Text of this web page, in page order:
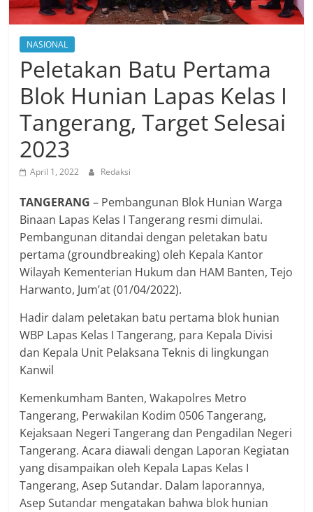
NASIONAL
Peletakan Batu Pertama
Blok Hunian Lapas Kelas I
Tangerang, Target Selesai
2023
April 1, 2022 Redaksi
TANGERANG – Pembangunan Blok Hunian Warga
Binaan Lapas Kelas I Tangerang resmi dimulai.
Pembangunan ditandai dengan peletakan batu
pertama (groundbreaking) oleh Kepala Kantor
Wilayah Kementerian Hukum dan HAM Banten, Tejo
Harwanto, Jum’at (01/04/2022).
Hadir dalam peletakan batu pertama blok hunian
WBP Lapas Kelas I Tangerang, para Kepala Divisi
dan Kepala Unit Pelaksana Teknis di lingkungan
Kanwil
Kemenkumham Banten, Wakapolres Metro
Tangerang, Perwakilan Kodim 0506 Tangerang,
Kejaksaan Negeri Tangerang dan Pengadilan Negeri
Tangerang. Acara diawali dengan Laporan Kegiatan
yang disampaikan oleh Kepala Lapas Kelas I
Tangerang, Asep Sutandar. Dalam laporannya,
Asep Sutandar mengatakan bahwa blok hunian